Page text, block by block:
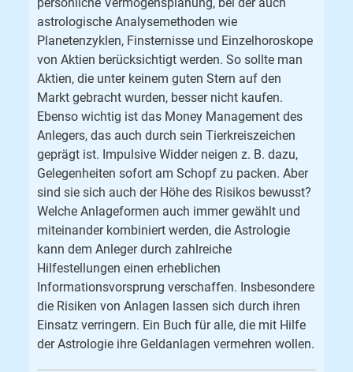
astrologische Analysemethoden wie
Planetenzyklen, Finsternisse und Einzelhoroskope
von Aktien berücksichtigt werden. So sollte man
Aktien, die unter keinem guten Stern auf den
Markt gebracht wurden, besser nicht kaufen.
Ebenso wichtig ist das Money Management des
Anlegers, das auch durch sein Tierkreiszeichen
geprägt ist. Impulsive Widder neigen z. B. dazu,
Gelegenheiten sofort am Schopf zu packen. Aber
sind sie sich auch der Höhe des Risikos bewusst?
Welche Anlageformen auch immer gewählt und
miteinander kombiniert werden, die Astrologie
kann dem Anleger durch zahlreiche
Hilfestellungen einen erheblichen
Informationsvorsprung verschaffen. Insbesondere
die Risiken von Anlagen lassen sich durch ihren
Einsatz verringern. Ein Buch für alle, die mit Hilfe
der Astrologie ihre Geldanlagen vermehren wollen.